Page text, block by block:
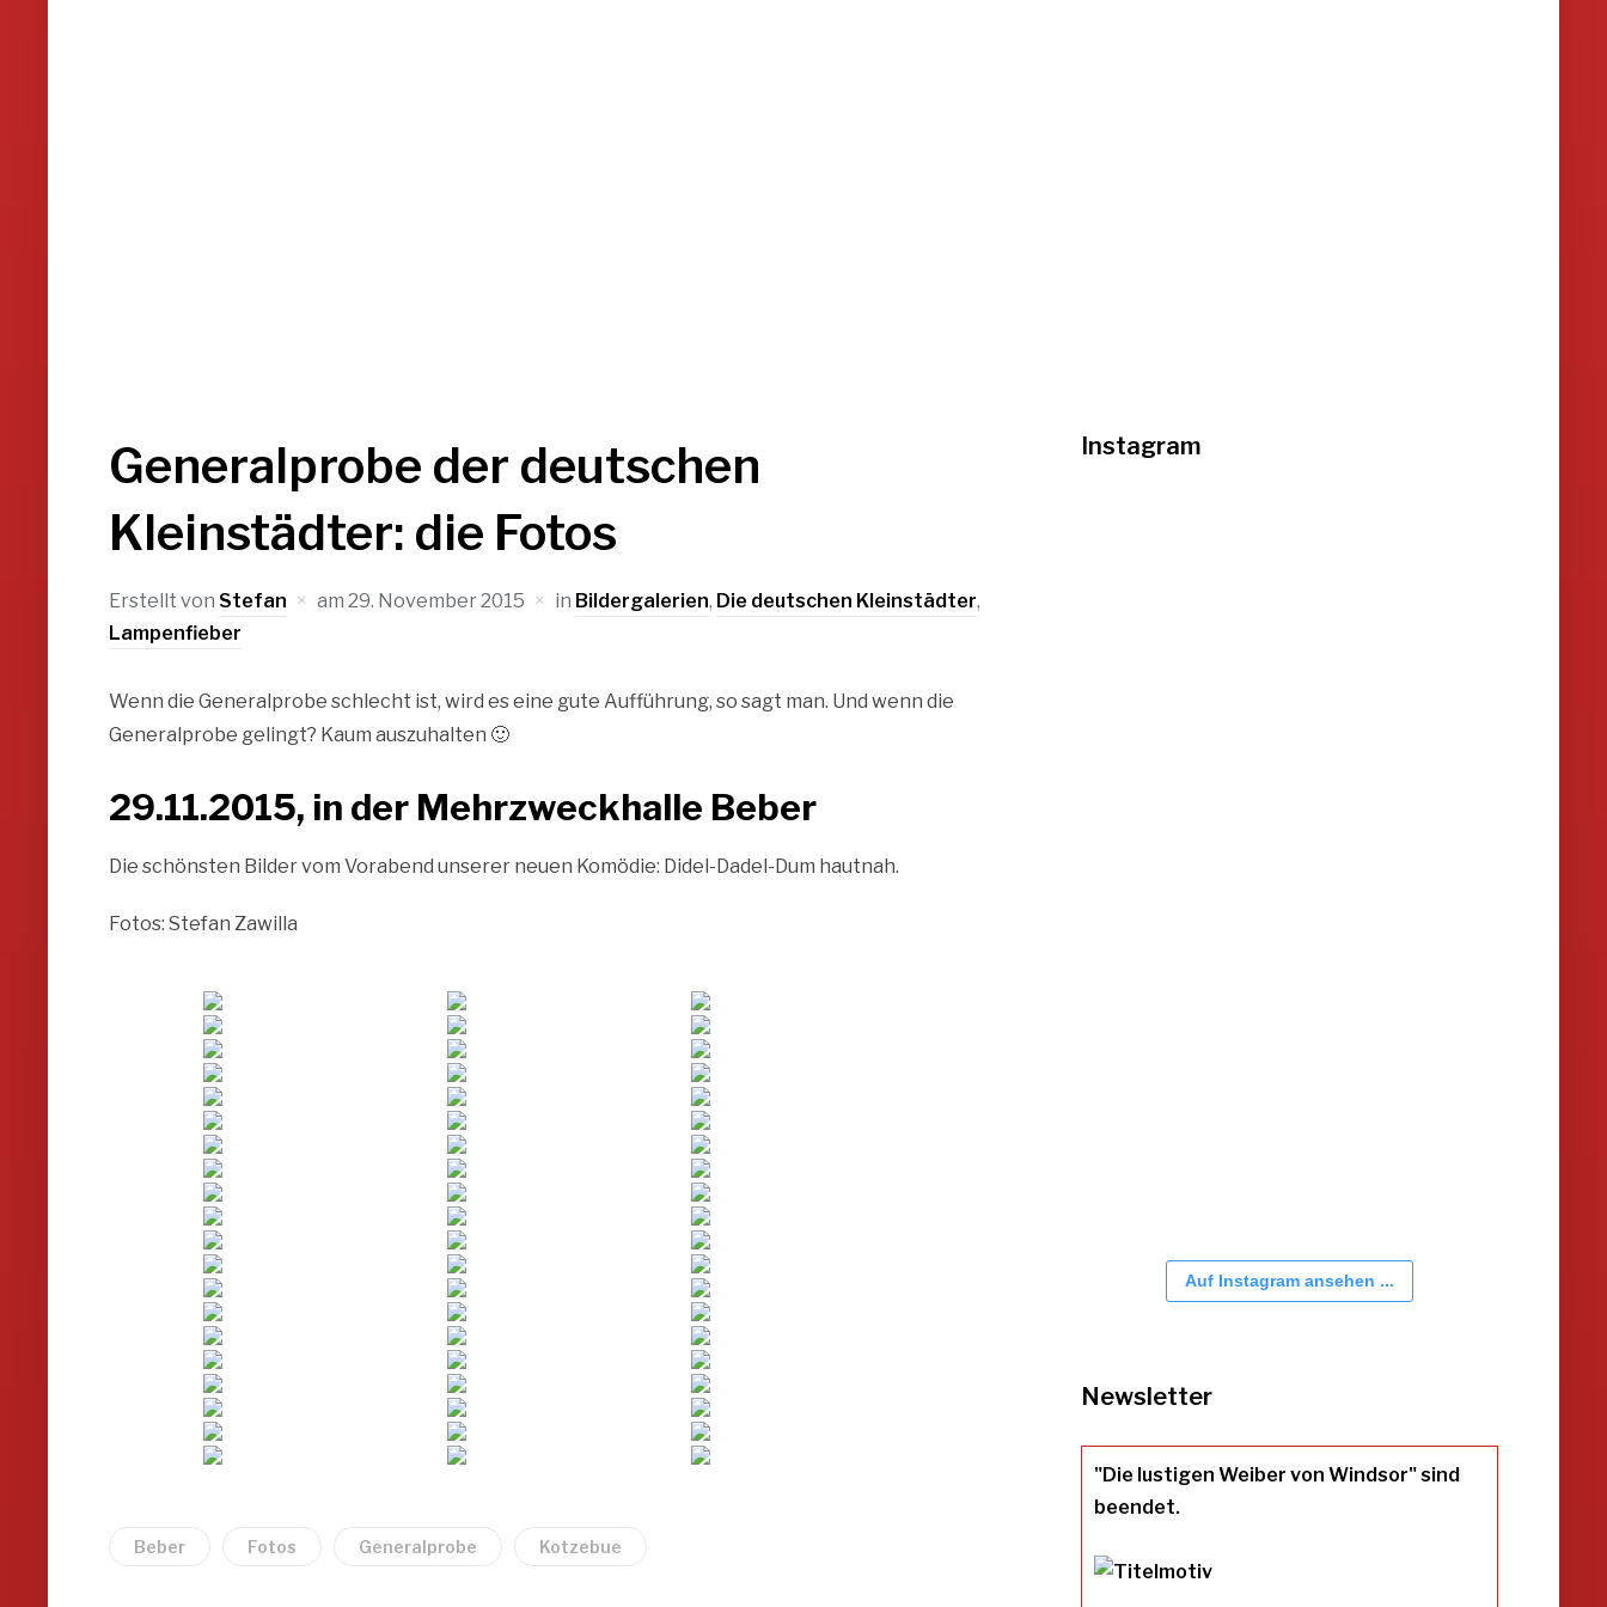
Generalprobe der deutschen
Kleinstädter: die Fotos
Erstellt von Stefan am 29. November 2015 in Bildergalerien, Die deutschen Kleinstädter,
Lampenfieber
Wenn die Generalprobe schlecht ist, wird es eine gute Aufführung, so sagt man. Und wenn die
Generalprobe gelingt? Kaum auszuhalten 🙂
29.11.2015, in der Mehrzweckhalle Beber
Die schönsten Bilder vom Vorabend unserer neuen Komödie: Didel-Dadel-Dum hautnah.
Fotos: Stefan Zawilla
Beber Fotos Generalprobe Kotzebue
Instagram
Auf Instagram ansehen ...
Newsletter
"Die lustigen Weiber von Windsor" sind
beendet.